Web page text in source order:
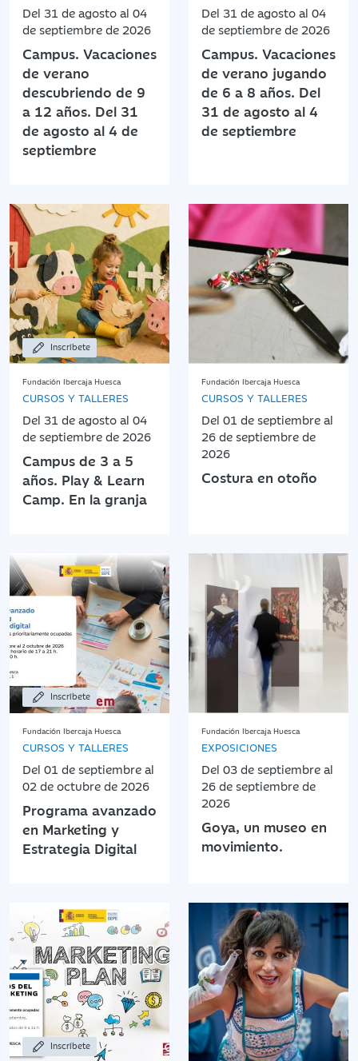
Del 31 de agosto al 04
de septiembre de 2026
Campus. Vacaciones
de verano
descubriendo de 9
a 12 años. Del 31
de agosto al 4 de
septiembre
Del 31 de agosto al 04
de septiembre de 2026
Campus. Vacaciones
de verano jugando
de 6 a 8 años. Del
31 de agosto al 4
de septiembre
Inscríbete
Fundación Ibercaja Huesca
CURSOS Y TALLERES
Del 31 de agosto al 04
de septiembre de 2026
Campus de 3 a 5
años. Play & Learn
Camp. En la granja
Fundación Ibercaja Huesca
CURSOS Y TALLERES
Del 01 de septiembre al
26 de septiembre de
2026
Costura en otoño
Inscríbete
Fundación Ibercaja Huesca
CURSOS Y TALLERES
Del 01 de septiembre al
02 de octubre de 2026
Programa avanzado
en Marketing y
Estrategia Digital
Fundación Ibercaja Huesca
EXPOSICIONES
Del 03 de septiembre al
26 de septiembre de
2026
Goya, un museo en
movimiento.
Inscríbete